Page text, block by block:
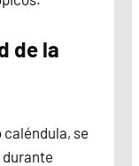
de la
se